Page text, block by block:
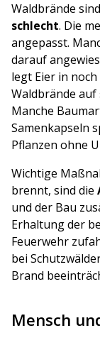
Waldbrände sind
schlecht. Die
angepasst.
darauf
legt Eier in
Waldbrände
Manche
Samenkapseln
Pflanzen ohne
Wichtige
brennt, sind die
und der Bau
Erhaltung der
Feuerwehr
bei
Brand
Mensch